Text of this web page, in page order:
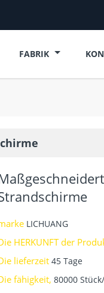
FABRIK
LICHUANG
HERKUNFT der
lieferzeit45 Tage
fähigkeit,80000